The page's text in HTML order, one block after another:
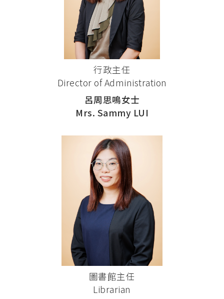
行政主任
Director of Administration
呂周思鳴女士
Mrs. Sammy LUI
圖書館主任
Librarian